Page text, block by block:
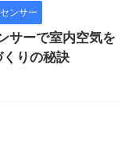
ンサー
ーで室内空気を
りの秘訣